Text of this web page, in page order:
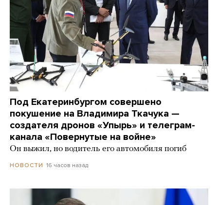
Под Екатеринбургом совершено
покушение на Владимира Ткачука —
создателя дронов «Упырь» и телеграм-
канала «Повернутые на войне»
Он выжил, но водитель его автомобиля погиб
НОВОСТИ 16 часов назад